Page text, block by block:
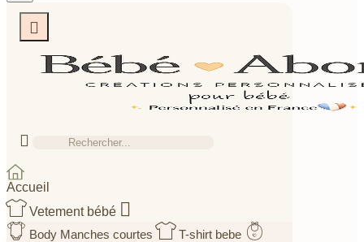


Accueil
Vetement bébé 
Body Manches courtes
T-shirt bebe